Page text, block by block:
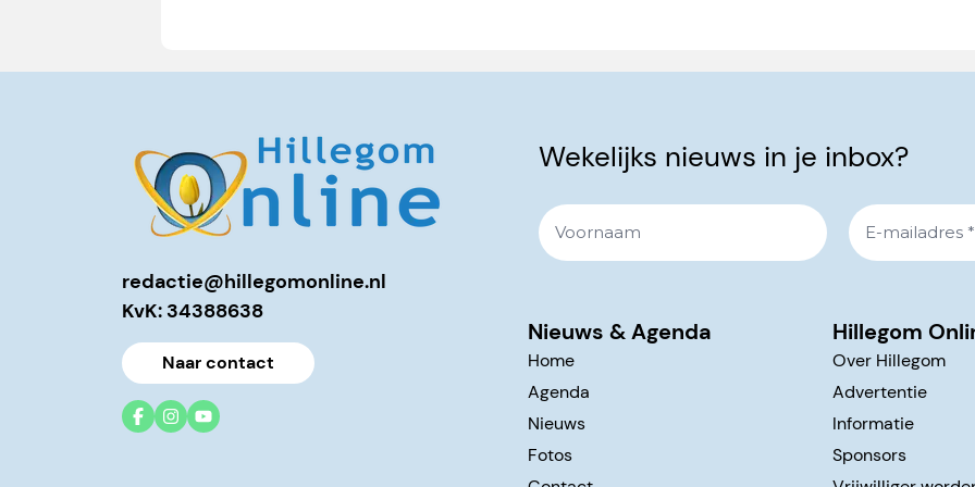
redactie@hillegomonline.nl
KvK: 34388638
Naar contact
Wekelijks nieuws in je inbox?
Nieuws & Agenda
Home
Agenda
Nieuws
Fotos
Hillegom
Over Hillegom
Advertentie
Informatie
Sponsors